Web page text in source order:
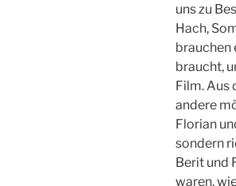
uns zu
Hach,
brauchen
braucht,
Film. Aus
andere
Florian
sondern
Berit und
waren,